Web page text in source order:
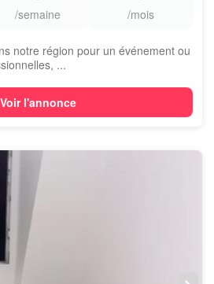
/semaine /mois
notre région pour un événement ou
...
Voir l'annonce